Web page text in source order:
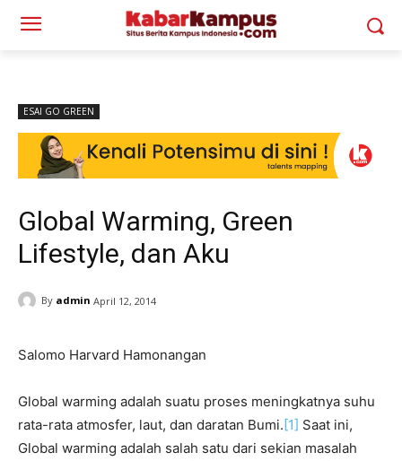
ESAI GO GREEN
Global Warming, Green
Lifestyle, dan Aku
By admin April 12, 2014
Salomo Harvard Hamonangan
Global warming adalah suatu proses meningkatnya suhu
rata-rata atmosfer, laut, dan daratan Bumi.[1] Saat ini,
Global warming adalah salah satu dari sekian masalah